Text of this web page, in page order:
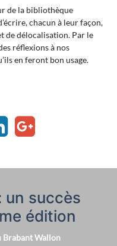
de la bibliothèque
chacun à leur façon,
de délocalisation. Par le
réflexions à nos
en feront bon usage.
un succès
édition
Wallon